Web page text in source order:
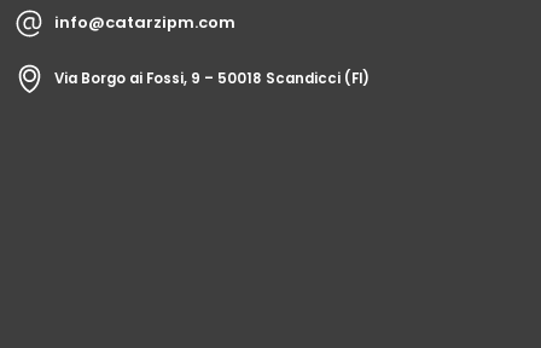
info@catarzipm.com
Via Borgo ai Fossi, 9 – 50018 Scandicci (FI)